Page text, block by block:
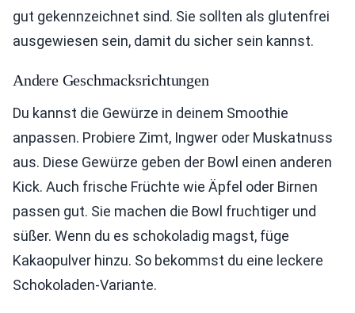
gut gekennzeichnet sind. Sie sollten als glutenfrei
ausgewiesen sein, damit du sicher sein kannst.
Andere Geschmacksrichtungen
Du kannst die Gewürze in deinem Smoothie
anpassen. Probiere Zimt, Ingwer oder Muskatnuss
aus. Diese Gewürze geben der Bowl einen anderen
Kick. Auch frische Früchte wie Äpfel oder Birnen
passen gut. Sie machen die Bowl fruchtiger und
süßer. Wenn du es schokoladig magst, füge
Kakaopulver hinzu. So bekommst du eine leckere
Schokoladen-Variante.